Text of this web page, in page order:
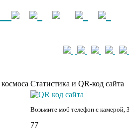
Статистика и QR-код сайта
Возьмите моб телефон с камерой,
77